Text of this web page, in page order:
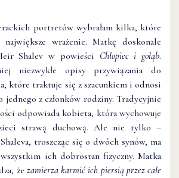
portretów wybrałam kilka, które
wrażenie. Matkę doskonale
Shalev w powieści Chłopiec i gołąb.
niezwykłe opisy przywiązania do
które traktuje się z szacunkiem i odnosi
jednego z członków rodziny. Tradycyjnie
odpowiada kobieta, która wychowuje
strawą duchową. Ale nie tylko –
troszcząc się o dwóch synów, ma
ich dobrostan fizyczny. Matka
że zamierza karmić ich piersią przez całe